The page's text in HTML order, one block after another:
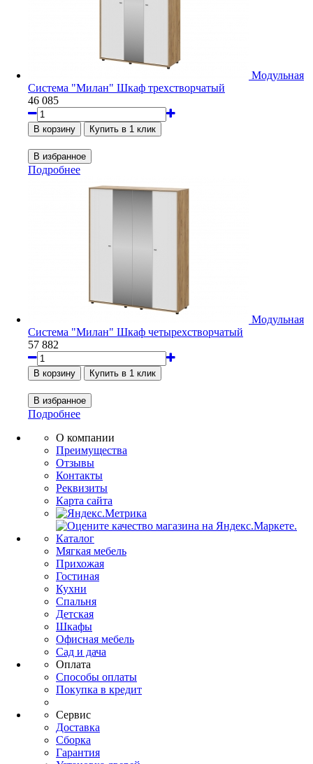
Модульная
Система "Милан" Шкаф трехстворчатый
46 085
Подробнее
Модульная
Система "Милан" Шкаф четырехстворчатый
57 882
Подробнее
О компании
Преимущества
Отзывы
Контакты
Реквизиты
Карта сайта
Каталог
Мягкая мебель
Прихожая
Гостиная
Кухни
Спальня
Детская
Шкафы
Офисная мебель
Сад и дача
Оплата
Способы оплаты
Покупка в кредит
Сервис
Доставка
Сборка
Гарантия